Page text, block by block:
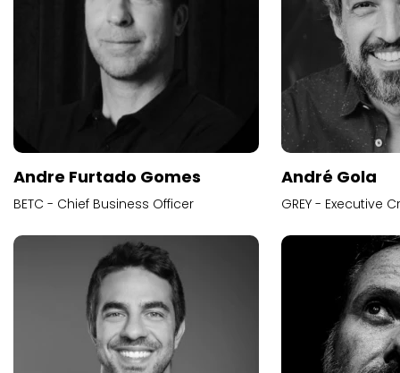
Andre Furtado Gomes
BETC - Chief Business Officer
André Gola
GREY - Executive